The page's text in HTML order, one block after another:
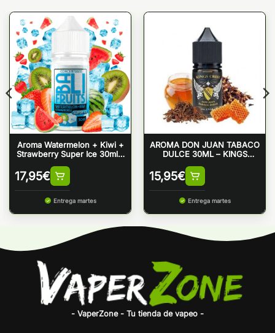
Aroma Watermelon + Kiwi +
Strawberry Super Ice 30ml –
17,95€
Entrega martes
AROMA DON JUAN TABACO
DULCE 30ML – KINGS
15,95€
Entrega martes
- VaperZone - Tu tienda de vapeo -